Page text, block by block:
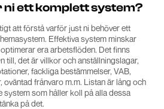
ett komplett system?
att förstå varför just ni behöver ett
Effektiva system minskar
era arbetsflöden. Det finns
till, det är villkor och anställningslagar,
fackliga bestämmelser, VAB,
oväntad frånvaro m.m. Listan är lång och
system som håller koll på alla dessa
på det.